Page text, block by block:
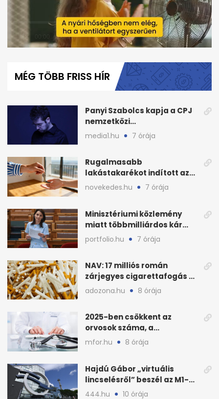
minute,
MÉG TÖBB FRISS HÍR
Panyi Szabolcs kapja a CPJ
nemzetközi
sajtószabadság-díját
media1.hu 7 órája
Rugalmasabb
lakástakarékot indított az
OTP: két köztes kilépéssel
novekedes.hu 7 órája
Minisztériumi közlemény
miatt többmilliárdos kár
fenyegette Budapest fáit
portfolio.hu 7 órája
NAV: 17 milliós román
zárjegyes cigarettafogás az
M1-esen
adozona.hu 8 órája
2025-ben csökkent az
orvosok száma, a
háziorvosokra még több
mfor.hu 8 órája
Hajdú Gábor „virtuális
lincselésről” beszél az M1-
ből kirúgása után
444.hu 10 órája